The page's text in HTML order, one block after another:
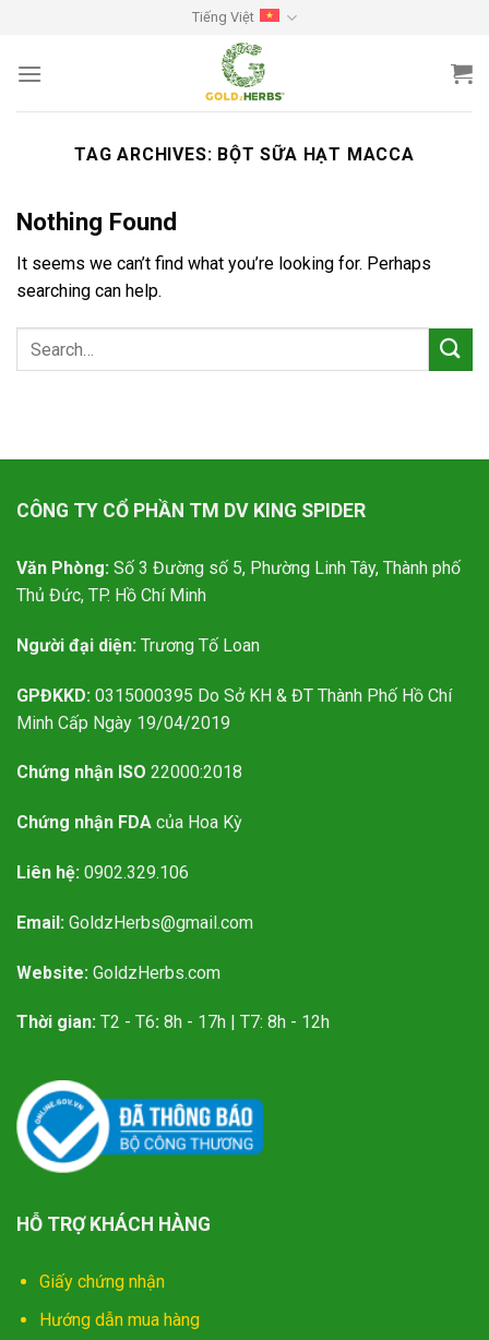
content
Tiếng Việt
TAG ARCHIVES: BỘT SỮA HẠT MACCA
Nothing Found
It seems we can’t find what you’re looking for. Perhaps
searching can help.
CÔNG TY CỔ PHẦN TM DV KING SPIDER
Văn Phòng: Số 3 Đường số 5, Phường Linh Tây, Thành phố
Thủ Đức, TP. Hồ Chí Minh
Người đại diện: Trương Tố Loan
GPĐKKD: 0315000395 Do Sở KH & ĐT Thành Phố Hồ Chí
Minh Cấp Ngày 19/04/2019
Chứng nhận ISO 22000:2018
Chứng nhận FDA của Hoa Kỳ
Liên hệ: 0902.329.106
Email: GoldzHerbs@gmail.com
Website: GoldzHerbs.com
Thời gian: T2 - T6: 8h - 17h | T7: 8h - 12h
HỖ TRỢ KHÁCH HÀNG
Giấy chứng nhận
Hướng dẫn mua hàng